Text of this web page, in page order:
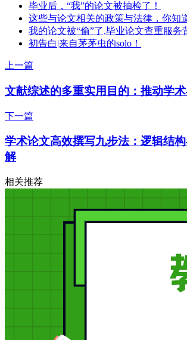
毕业后，“我”的论文被抽检了！
这些与论文相关的政策与法律，你知
我的论文被“偷”了,毕业论文查重服务
初告白|来自茅茅虫的solo！
上一篇
文献综述的多重实用目的：推动学
下一篇
学术论文高效撰写九步法：逻辑结
解
相关推荐